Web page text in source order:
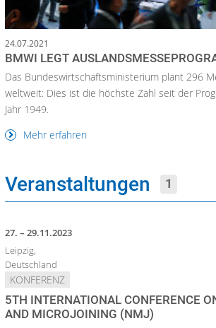
24.07.2021
BMWI LEGT
Das Bundeswirtschaftsministerium plant 296
weltweit: Dies ist die höchste Zahl seit der
Jahr 1949.
Mehr erfahren
Veranstaltungen 1
27. – 29.11.2023
Leipzig,
Deutschland
KONFERENZ
5TH INTERNATIONAL CONFERENCE
AND MICROJOINING (NMJ)